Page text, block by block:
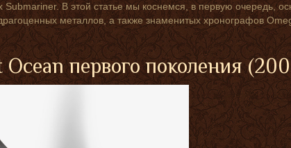
В этой статье мы коснемся, в первую очередь,
металлов, а также знаменитых хронографов
Ocean первого поколения